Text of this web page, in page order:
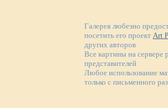
Галерея любезно
посетить его проект Art
других авторов
Все картины на сервере
представителей
Любое использование
только с письменного